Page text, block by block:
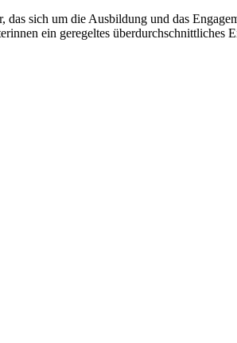
sich um die Ausbildung und das
ein geregeltes überdurchschnittliches